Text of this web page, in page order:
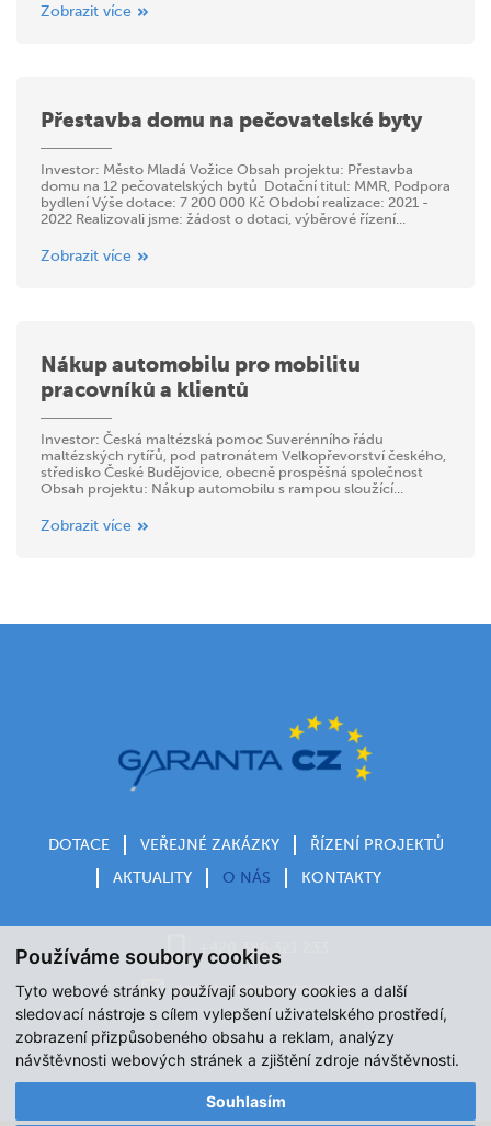
Používáme soubory cookies
Tyto webové stránky používají soubory cookies a další
sledovací nástroje s cílem vylepšení uživatelského prostředí,
zobrazení přizpůsobeného obsahu a reklam, analýzy
návštěvnosti webových stránek a zjištění zdroje návštěvnosti.
Souhlasím
Zobrazit více
Přestavba domu na pečovatelské byty
Investor: Město Mladá Vožice Obsah projektu: Přestavba
domu na 12 pečovatelských bytů Dotační titul: MMR, Podpora
bydlení Výše dotace: 7 200 000 Kč Období realizace: 2021 -
2022 Realizovali jsme: žádost o dotaci, výběrové řízení...
Zobrazit více
Nákup automobilu pro mobilitu
pracovníků a klientů
Investor: Česká maltézská pomoc Suverénního řádu
maltézských rytířů, pod patronátem Velkopřevorství českého,
středisko České Budějovice, obecně prospěšná společnost
Obsah projektu: Nákup automobilu s rampou sloužící...
Zobrazit více
DOTACE VEŘEJNÉ ZAKÁZKY
ŘÍZENÍ PROJEKTŮ
AKTUALITY
O NÁS KONTAKTY
+420 386 321 233
garantacz@garanta‑cz.eu